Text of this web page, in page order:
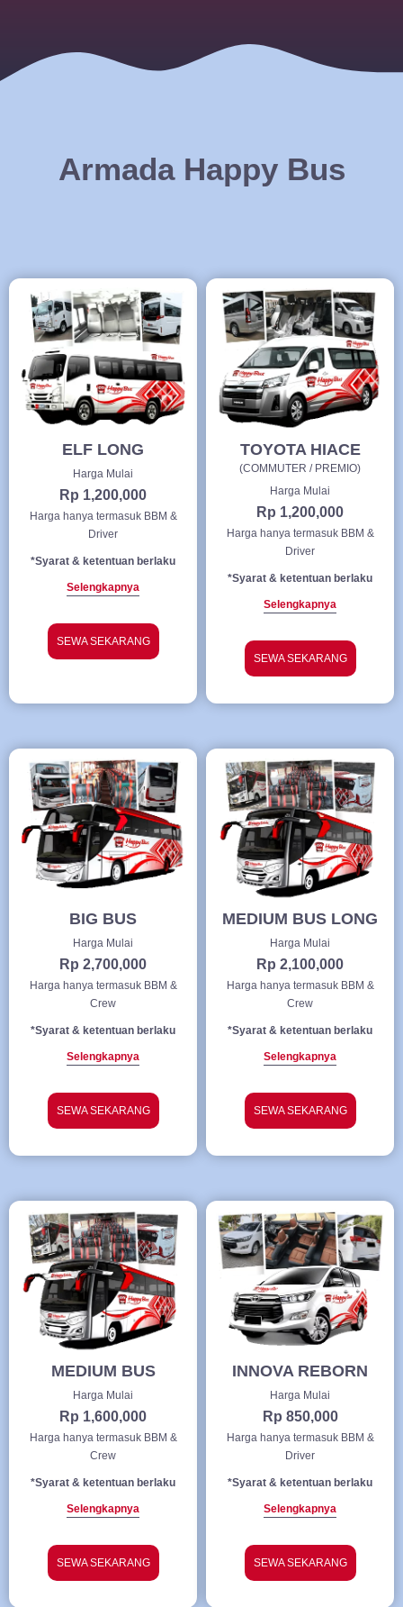
Armada Happy Bus
ELF LONG
Harga Mulai
Rp 1,200,000
Harga hanya termasuk BBM &
Driver
*Syarat & ketentuan berlaku
Selengkapnya
SEWA SEKARANG
TOYOTA HIACE
(COMMUTER / PREMIO)
Harga Mulai
Rp 1,200,000
Harga hanya termasuk BBM &
Driver
*Syarat & ketentuan berlaku
Selengkapnya
SEWA SEKARANG
BIG BUS
Harga Mulai
Rp 2,700,000
Harga hanya termasuk BBM &
Crew
*Syarat & ketentuan berlaku
Selengkapnya
SEWA SEKARANG
MEDIUM BUS LONG
Harga Mulai
Rp 2,100,000
Harga hanya termasuk BBM &
Crew
*Syarat & ketentuan berlaku
Selengkapnya
SEWA SEKARANG
MEDIUM BUS
Harga Mulai
Rp 1,600,000
Harga hanya termasuk BBM &
Crew
*Syarat & ketentuan berlaku
Selengkapnya
SEWA SEKARANG
INNOVA REBORN
Harga Mulai
Rp 850,000
Harga hanya termasuk BBM &
Driver
*Syarat & ketentuan berlaku
Selengkapnya
SEWA SEKARANG